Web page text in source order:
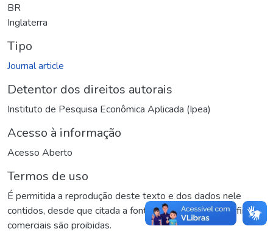
BR
Inglaterra
Tipo
Journal article
Detentor dos direitos autorais
Instituto de Pesquisa Econômica Aplicada (Ipea)
Acesso à informação
Acesso Aberto
Termos de uso
É permitida a reprodução deste texto e dos dados nele
contidos, desde que citada a fonte. Reproduções para fins
comerciais são proibidas.